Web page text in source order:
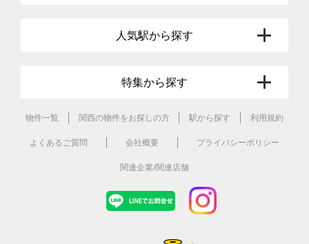
人気駅から探す
特集から探す
物件一覧 関西の物件をお探しの方 駅から探す 利用規約
よくあるご質問 会社概要 プライバシーポリシー
関連企業/関連店舗